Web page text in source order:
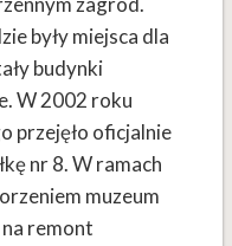
były miejsca dla
budynki
W 2002 roku
przejęło oficjalnie
nr 8. W ramach
muzeum
remont